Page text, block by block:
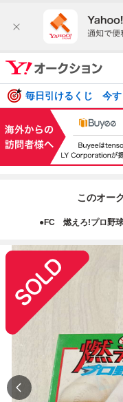
毎日引けるくじ 今す
このオー
●FC 燃えろ!プロ